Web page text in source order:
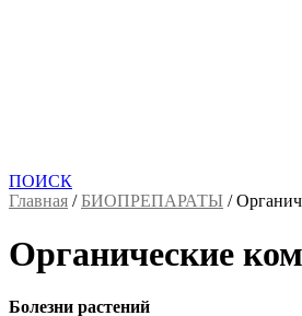
ПОИСК
Главная /БИОПРЕПАРАТЫ /
Органические
Болезни растений